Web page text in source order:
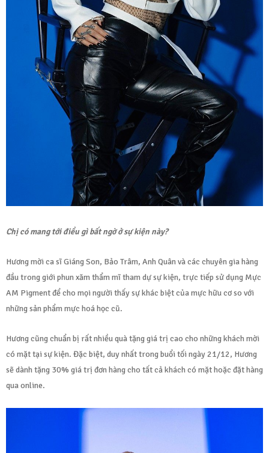
Chị có mang tới điều gì bất ngờ ở sự kiện này?
Hương mời ca sĩ Giáng Son, Bảo Trâm, Anh Quân và các chuyên gia hàng
đầu trong giới phun xăm thẩm mĩ tham dự sự kiện, trực tiếp sử dụng Mực
AM Pigment để cho mọi người thấy sự khác biệt của mực hữu cơ so với
những sản phẩm mực hoá học cũ.
Hương cũng chuẩn bị rất nhiều quà tặng giá trị cao cho những khách mời
có mặt tại sự kiện. Đặc biệt, duy nhất trong buổi tối ngày 21/12, Hương
sẽ dành tặng 30% giá trị đơn hàng cho tất cả khách có mặt hoặc đặt hàng
qua online.